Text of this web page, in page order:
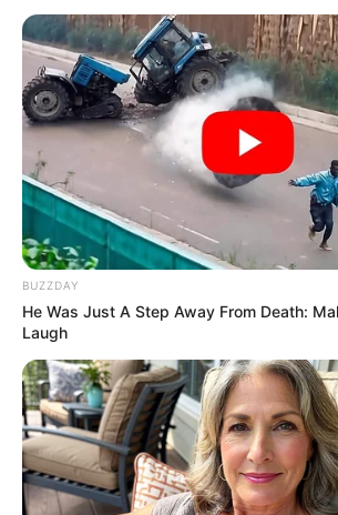
TAGS
ΕΥΒΟΙΑ
BUZZDAY
He Was Just A Step Away From Death:
Laugh